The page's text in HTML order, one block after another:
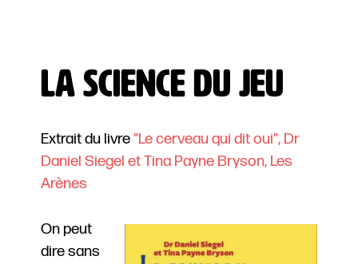
La science du jeu
Extrait du livre "Le cerveau qui dit oui", Dr
Daniel Siegel et Tina Payne Bryson, Les
Arènes
On peut
dire sans